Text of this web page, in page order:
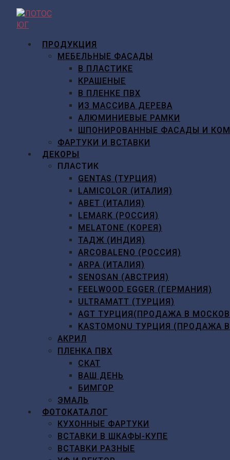
Перейти
содержимому
ПРОДУКЦИЯ
МЕБЕЛЬНЫЕ ФАСАДЫ
В ПЛАСТИКЕ
КРАШЕНЫЕ
В ПЛЕНКЕ ПВХ
ИЗ МАССИВА ДЕРЕВА
АЛЮМИНИЕВЫЕ РАМКИ
ШПОНИРОВАННЫЕ ФАСАДЫ И
ФАРТУКИ И ВСТАВКИ
ДЕКОРЫ
ПЛАСТИК
GENTAS (ТУРЦИЯ)
LAMICOLOR (ИТАЛИЯ)
ABET (ИТАЛИЯ)
LEMARK (РОССИЯ)
MELATONE (КОРЕЯ)
ТАДЖ (ИНДИЯ)
ARCOBALENO (РОССИЯ)
ARPA (ИТАЛИЯ)
SENOSAN (АВСТРИЯ)
FEELWOOD EGGER (ГЕРМАНИЯ)
ULTRAMATT (ТУРЦИЯ)
AGT ТУРЦИЯ(ПРОДАЖА В
KASTOMONU ТУРЦИЯ
АКРИЛ
ПЛЕНКА ПВХ
СКАТ
ВАШ ДЕНЬ
БИМГОР
ЭМАЛЬ
ФОТОКАТАЛОГ
КУХОННЫЕ ФАРТУКИ
ВСТАВКИ В ШКАФЫ-КУПЕ
ВСТАВКИ РАЗНЫЕ